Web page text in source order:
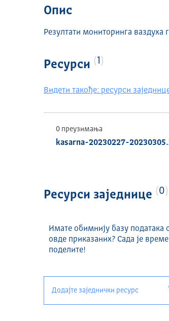
Опис
Резултати мониторинга
Ресурси 1
Видети такође: ресурси
0 преузимања
kasarna-20230227-
Ресурси заједнице 0
Имате обимнију базу података
овде приказаних? Сада је
поделите!
Додајте заједнички ресурс